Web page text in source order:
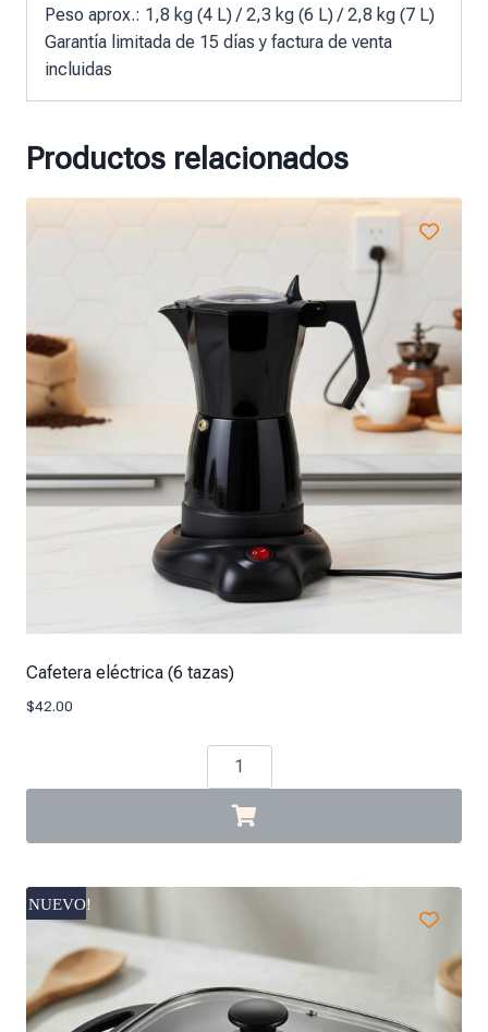
Peso aprox.: 1,8 kg (4 L) / 2,3 kg (6 L) / 2,8 kg (7 L)
Garantía limitada de 15 días y factura de venta
incluidas
Productos relacionados
Cafetera eléctrica (6 tazas)
$42.00
NUEVO!